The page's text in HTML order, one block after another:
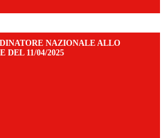
NAZIONALE ALLO
DEL 11/04/2025